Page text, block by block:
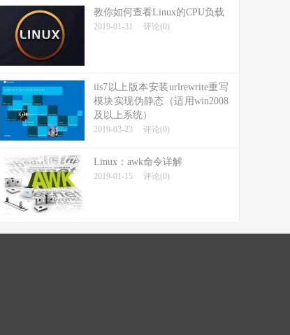
教你如何查看Linux的CPU负载
2019-01-31 评论(0)
iis7以上版本安装urlrewrite重写
模块实现伪静态（适用win2008
及以上系统）
2019-03-23 评论(0)
Linux：awk命令详解
2019-01-15 评论(0)